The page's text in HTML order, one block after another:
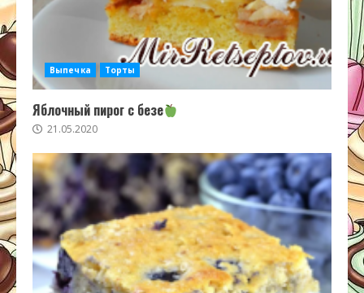
Выпечка Торты
Яблочный пирог с безе
21.05.2020